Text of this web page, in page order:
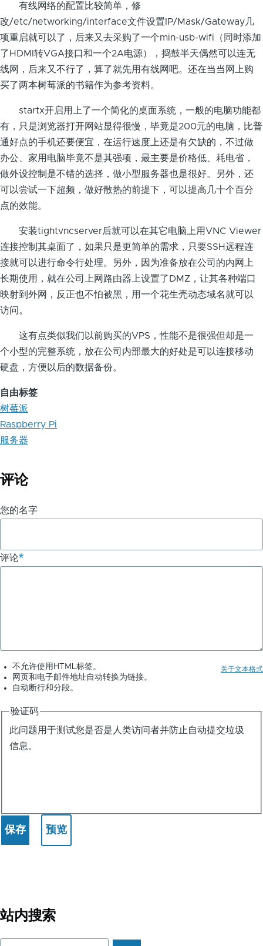
有线网络的配置比较简单，修
改/etc/networking/interface文件设置IP/Mask/Gateway几
项重启就可以了，后来又去采购了一个min-usb-wifi（同时添加
了HDMI转VGA接口和一个2A电源），捣鼓半天偶然可以连无
线网，后来又不行了，算了就先用有线网吧。还在当当网上购
买了两本树莓派的书籍作为参考资料。
startx开启用上了一个简化的桌面系统，一般的电脑功能都
有，只是浏览器打开网站显得很慢，毕竟是200元的电脑，比普
通好点的手机还要便宜，在运行速度上还是有欠缺的，不过做
办公、家用电脑毕竟不是其强项，最主要是价格低、耗电省，
做外设控制是不错的选择，做小型服务器也是很好。另外，还
可以尝试一下超频，做好散热的前提下，可以提高几十个百分
点的效能。
安装tightvncserver后就可以在其它电脑上用VNC Viewer
连接控制其桌面了，如果只是更简单的需求，只要SSH远程连
接就可以进行命令行处理。另外，因为准备放在公司的内网上
长期使用，就在公司上网路由器上设置了DMZ，让其各种端口
映射到外网，反正也不怕被黑，用一个花生壳动态域名就可以
访问。
这有点类似我们以前购买的VPS，性能不是很强但却是一
个小型的完整系统，放在公司内部最大的好处是可以连接移动
硬盘，方便以后的数据备份。
自由标签
树莓派
Raspberry Pi
服务器
评论
您的名字
评论
关于文本格式
不允许使用HTML标签。
网页和电子邮件地址自动转换为链接。
自动断行和分段。
验证码
此问题用于测试您是否是人类访问者并防止自动提交垃圾
信息。
站内搜索